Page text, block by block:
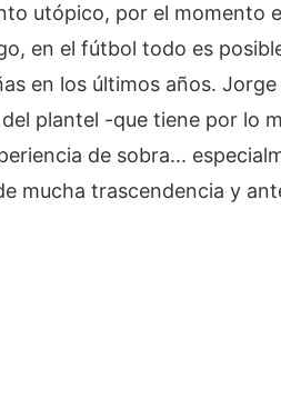
utópico, por el momento
en el fútbol todo es
en los últimos años.
plantel -que tiene por lo
de sobra...
mucha trascendencia y